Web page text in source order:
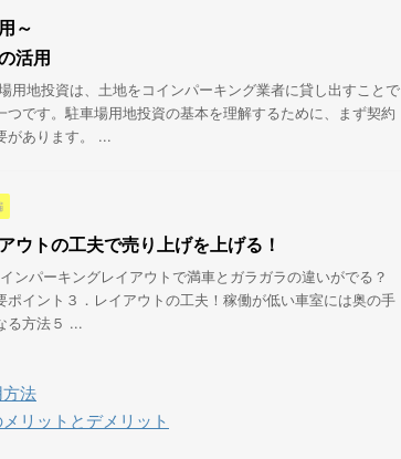
～
活用
用地投資は、土地をコインパーキング業者に貸し出すことで
つです。駐車場用地投資の基本を理解するために、まず契約
があります。 ...
ウトの工夫で売り上げを上げる！
ンパーキングレイアウトで満車とガラガラの違いがでる？
ポイント３．レイアウトの工夫！稼働が低い車室には奥の手
る方法５ ...
法
リットとデメリット